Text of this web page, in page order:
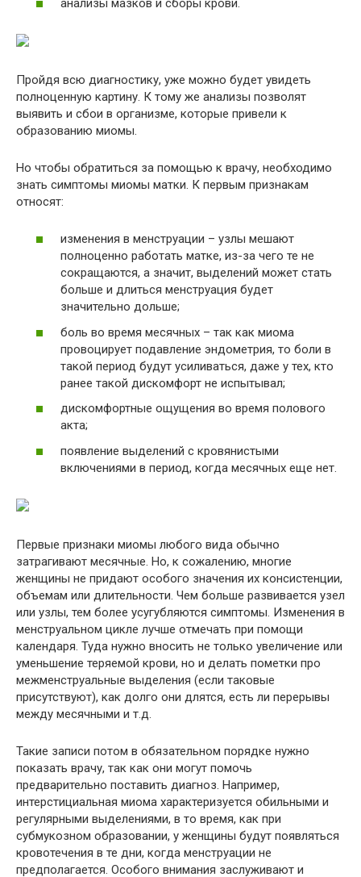
анализы мазков и сборы крови.
Пройдя всю диагностику, уже можно будет увидеть
полноценную картину. К тому же анализы позволят
выявить и сбои в организме, которые привели к
образованию миомы.
Но чтобы обратиться за помощью к врачу, необходимо
знать симптомы миомы матки. К первым признакам
относят:
изменения в менструации – узлы мешают
полноценно работать матке, из-за чего те не
сокращаются, а значит, выделений может стать
больше и длиться менструация будет
значительно дольше;
боль во время месячных – так как миома
провоцирует подавление эндометрия, то боли в
такой период будут усиливаться, даже у тех, кто
ранее такой дискомфорт не испытывал;
дискомфортные ощущения во время полового
акта;
появление выделений с кровянистыми
включениями в период, когда месячных еще нет.
Первые признаки миомы любого вида обычно
затрагивают месячные. Но, к сожалению, многие
женщины не придают особого значения их консистенции,
объемам или длительности. Чем больше развивается узел
или узлы, тем более усугубляются симптомы. Изменения в
менструальном цикле лучше отмечать при помощи
календаря. Туда нужно вносить не только увеличение или
уменьшение теряемой крови, но и делать пометки про
межменструальные выделения (если таковые
присутствуют), как долго они длятся, есть ли перерывы
между месячными и т.д.
Такие записи потом в обязательном порядке нужно
показать врачу, так как они могут помочь
предварительно поставить диагноз. Например,
интерстициальная миома характеризуется обильными и
регулярными выделениями, в то время, как при
субмукозном образовании, у женщины будут появляться
кровотечения в те дни, когда менструации не
предполагается. Особого внимания заслуживают и